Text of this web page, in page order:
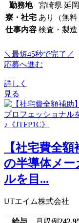
勤務地
宮崎県 延
寮・社宅 あり（無料
仕事内容 検査・製造
＼最短45秒で完了／
応募へ進む
詳しく
見る
【社宅費全
の半導体メ
ルを目...
UTエイム株式会社
給与 月収例